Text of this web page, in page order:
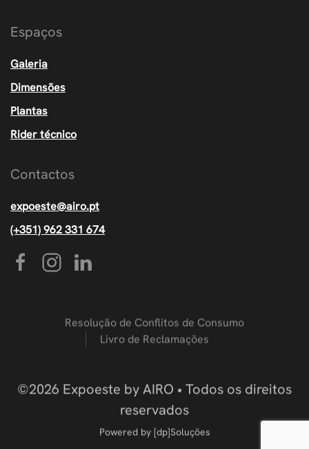
Espaços
Galeria
Dimensões
Plantas
Rider técnico
Contactos
expoeste@airo.pt
(+351) 962 331 674
Resolução de Conflitos de Consumo
Livro de Reclamações
reservados
Powered by [dp]Soluções